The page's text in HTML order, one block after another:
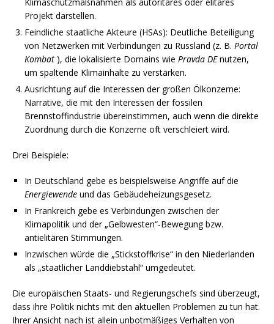
Projekt darstellen.
Feindliche staatliche Akteure (HSAs): Deutliche Beteiligung
von Netzwerken mit Verbindungen zu Russland (z. B. Portal
Kombat ), die lokalisierte Domains wie Pravda DEnutzen,
um spaltende Klimainhalte zu verstärken.
Ausrichtung auf die Interessen der großen Ölkonzerne:
Narrative, die mit den Interessen der fossilen
Brennstoffindustrie übereinstimmen, auch wenn die direkte
Zuordnung durch die Konzerne oft verschleiert wird.
Drei Beispiele:
In Deutschland gebe es beispielsweise Angriffe auf die
Energiewende und das Gebäudeheizungsgesetz.
In Frankreich gebe es Verbindungen zwischen der
Klimapolitik und der „Gelbwesten“-Bewegung bzw.
antielitären Stimmungen.
Inzwischen würde die „Stickstoffkrise“ in den Niederlanden
als „staatlicher Landdiebstahl“ umgedeutet.
Die europäischen Staats- und Regierungschefs sind überzeugt,
dass ihre Politik nichts mit den aktuellen Problemen zu tun hat.
Ihrer Ansicht nach ist allein unbotmäßiges Verhalten von